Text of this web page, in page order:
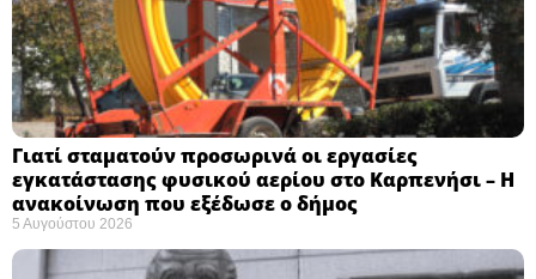
Γιατί σταματούν προσωρινά οι εργασίες
εγκατάστασης φυσικού αερίου στο Καρπενήσι – Η
ανακοίνωση που εξέδωσε ο δήμος
5 Αυγούστου 2026